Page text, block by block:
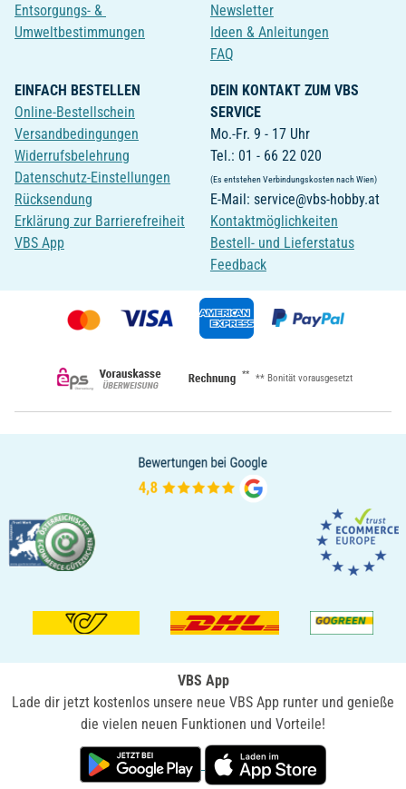
Entsorgungs- &
Umweltbestimmungen
Newsletter
Ideen & Anleitungen
FAQ
EINFACH BESTELLEN
Online-Bestellschein
Versandbedingungen
Widerrufsbelehrung
Datenschutz-Einstellungen
Rücksendung
Erklärung zur Barrierefreiheit
VBS App
DEIN KONTAKT ZUM VBS
SERVICE
Mo.-Fr. 9 - 17 Uhr
Tel.: 01 - 66 22 020
(Es entstehen Verbindungskosten nach Wien)
E-Mail: service@vbs-hobby.at
Kontaktmöglichkeiten
Bestell- und Lieferstatus
Feedback
** ** Bonität vorausgesetzt
VBS App
Lade dir jetzt kostenlos unsere neue VBS App runter und genieße
die vielen neuen Funktionen und Vorteile!